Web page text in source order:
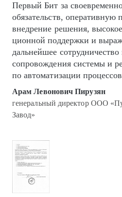
Первый Бит за
обязательств, оперативную
внедрение решения,
цион­ной поддержки и
дальнейшее
сопровождения системы и
по автоматизации
Арам Левонович Пирузян
генеральный директор ООО
Завод»